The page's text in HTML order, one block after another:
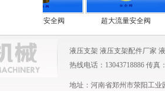
大流量安全阀 超大流量安全阀
液压支架 液压支架配件厂家
热线电话：13043718886 传真
地址：河南省郑州市荥阳工业